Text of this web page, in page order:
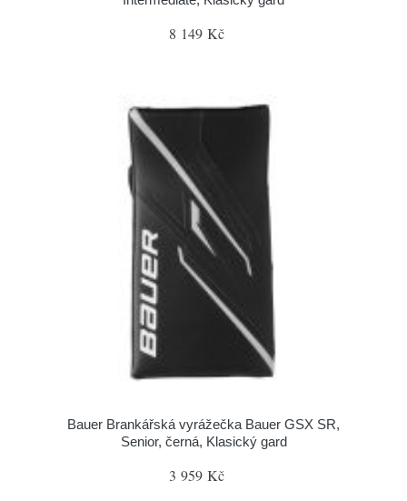
8 149 Kč
Bauer Brankářská vyrážečka Bauer GSX SR,
Senior, černá, Klasický gard
3 959 Kč